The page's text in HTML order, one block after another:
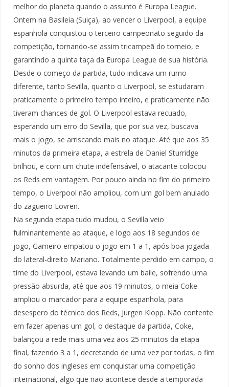
melhor do planeta quando o assunto é Europa League.
Ontem na Basileia (Suiça), ao vencer o Liverpool, a equipe
espanhola conquistou o terceiro campeonato seguido da
competição, tornando-se assim tricampeã do torneio, e
garantindo a quinta taça da Europa League de sua história.
Desde o começo da partida, tudo indicava um rumo
diferente, tanto Sevilla, quanto o Liverpool, se estudaram
praticamente o primeiro tempo inteiro, e praticamente não
tiveram chances de gol. O Liverpool estava recuado,
esperando um erro do Sevilla, que por sua vez, buscava
mais o jogo, se arriscando mais no ataque. Até que aos 35
minutos da primeira etapa, a estrela de Daniel Sturridge
brilhou, e com um chute indefensável, o atacante colocou
os Reds em vantagem. Por pouco ainda no fim do primeiro
tempo, o Liverpool não ampliou, com um gol bem anulado
do zagueiro Lovren.
Na segunda etapa tudo mudou, o Sevilla veio
fulminantemente ao ataque, e logo aos 18 segundos de
jogo, Gameiro empatou o jogo em 1 a 1, após boa jogada
do lateral-direito Mariano. Totalmente perdido em campo, o
time do Liverpool, estava levando um baile, sofrendo uma
pressão absurda, até que aos 19 minutos, o meia Coke
ampliou o marcador para a equipe espanhola, para
desespero do técnico dos Reds, Jurgen Klopp. Não contente
em fazer apenas um gol, o destaque da partida, Coke,
balançou a rede mais uma vez aos 25 minutos da etapa
final, fazendo 3 a 1, decretando de uma vez por todas, o fim
do sonho dos ingleses em conquistar uma competição
internacional, algo que não acontece desde a temporada